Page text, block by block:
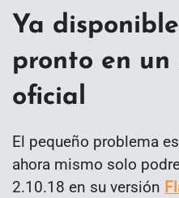
Ya
pronto en un
oficial
El pequeño problema
ahora mismo solo
2.10.18 en su versión